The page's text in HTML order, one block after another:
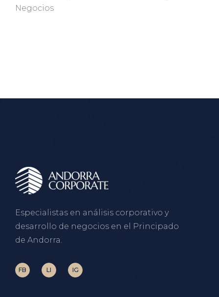
Negocios
Especialistas en análisis corporativo y
desarrollo de negocios en el Principado
de Andorra.
FB LI IG